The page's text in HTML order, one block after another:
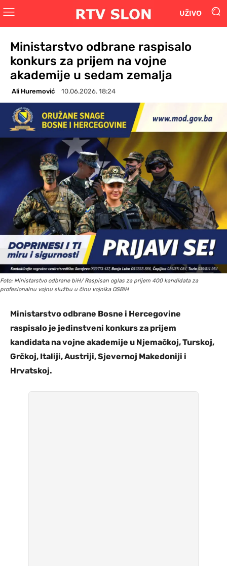
UŽIVO
Ministarstvo odbrane raspisalo
konkurs za prijem na vojne
akademije u sedam zemalja
Ali Huremović 10.06.2026. 18:24
Foto: Ministarstvo odbrane biH/ Raspisan oglas za prijem 400 kandidata za
profesionalnu vojnu službu u činu vojnika OSBiH
Ministarstvo odbrane Bosne i Hercegovine
raspisalo je jedinstveni konkurs za prijem
kandidata na vojne akademije u Njemačkoj, Turskoj,
Grčkoj, Italiji, Austriji, Sjevernoj Makedoniji i
Hrvatskoj.